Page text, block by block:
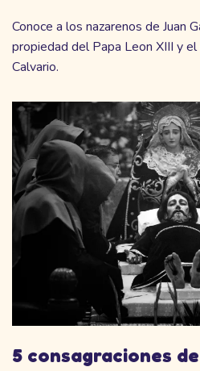
Conoce a los nazarenos de Juan
propiedad del Papa Leon XIII y
Calvario.
5 consagraciones